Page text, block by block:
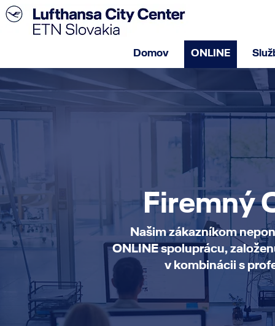
Domov ONLINE
Firemný
Našim zákazníkom
ONLINE spoluprácu,
v kombinácii s